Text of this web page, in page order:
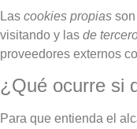
Las cookies propias
visitando y las de
proveedores externos
¿Qué ocurre si
Para que entienda el